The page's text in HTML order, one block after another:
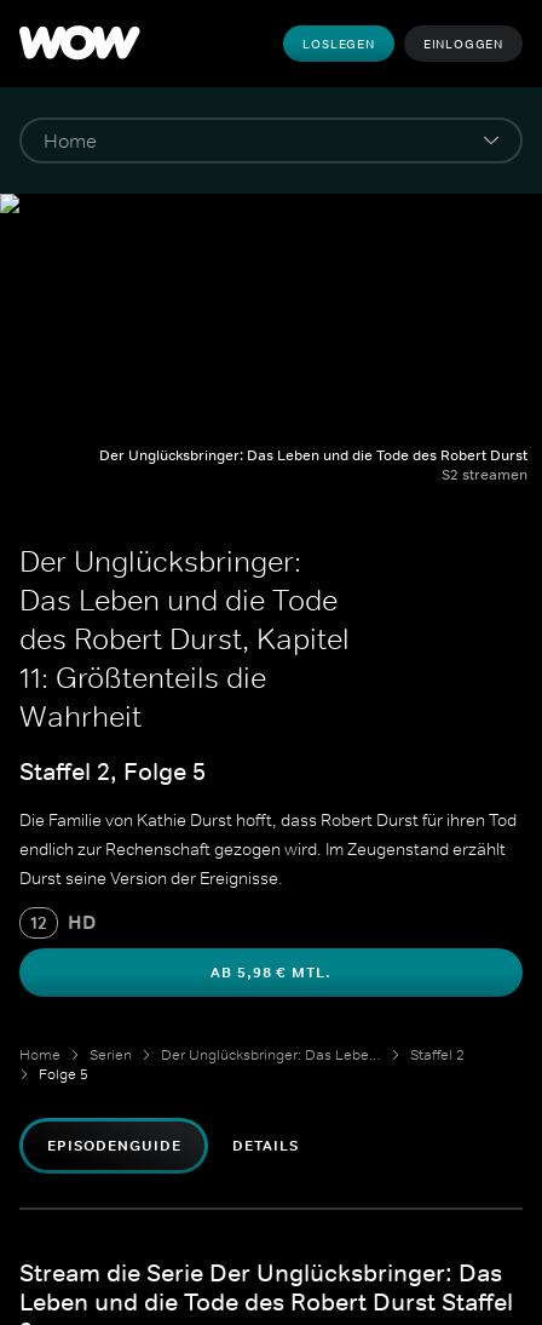
LOSLEGEN EINLOGGEN
Der Unglücksbringer: Das Leben und die Tode des Robert Durst
S2 streamen
Der Unglücksbringer:
Das Leben und die Tode
des Robert Durst, Kapitel
11: Größtenteils die
Wahrheit
Staffel 2, Folge 5
Die Familie von Kathie Durst hofft, dass Robert Durst für ihren Tod
endlich zur Rechenschaft gezogen wird. Im Zeugenstand erzählt
Durst seine Version der Ereignisse.
12 HD
AB 5,98 € MTL.
Home Serien Der Unglücksbringer: Das Leben und die Tode des Robert Durst
Staffel 2
Folge 5
EPISODENGUIDE DETAILS
Stream die Serie Der Unglücksbringer: Das
Leben und die Tode des Robert Durst Staffel